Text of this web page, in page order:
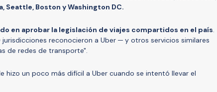
Seattle, Boston y Washington DC.
en aprobar la legislación de viajes compartidos en el país.
reconocieron a Uber ─ y otros servicios similares
de redes de transporte".
hizo un poco más difícil a Uber cuando se intentó llevar el